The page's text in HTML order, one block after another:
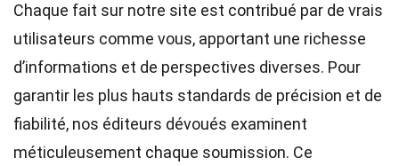
Chaque fait sur notre site est contribué par de vrais
utilisateurs comme vous, apportant une richesse
d’informations et de perspectives diverses. Pour
garantir les plus hauts standards de précision et de
fiabilité, nos éditeurs dévoués examinent
méticuleusement chaque soumission. Ce